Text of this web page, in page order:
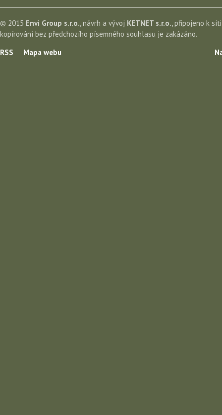
© 2015 Envi Group s.r.o., návrh a vývoj KETNET s.r.o., připojeno k
kopírování bez předchozího písemného souhlasu je zakázáno.
RSS
Mapa webu